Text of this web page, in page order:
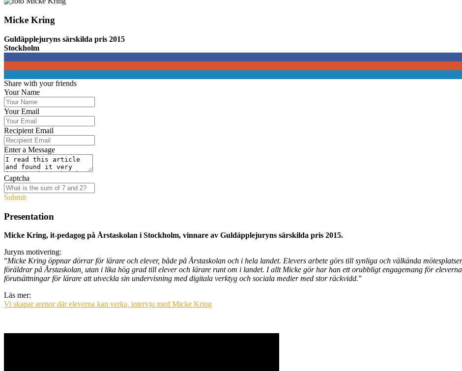
Micke Kring
Guldäpplejuryns särskilda pris 2015
Stockholm
Share with your friends
Your Name
Your Email
Recipient Email
Enter a Message
Captcha
Submit
Presentation
Micke Kring, it-pedagog på Årstaskolan i Stockholm, vinnare av Guldäpplejuryns särskilda pris 2015.
Juryns motivering:
”Micke Kring öppnar dörrar för lärare och elever, både på Årstaskolan och i hela landet. Elevers arbete görs till synliga och välkända
föräldrar på Årstaskolan, utan i lika hög grad till elever och lärare runt om i landet. I allt Micke gör har han ett orubbligt engagemang för
förutsättningar för lärare att utveckla sin undervisning med digitala verktyg och sociala medier med stor räckvidd.”
Läs mer:
Vi skapar arenor där eleverna kan verka, intervju med Micke Kring